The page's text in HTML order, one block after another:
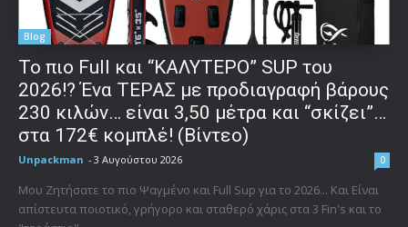
Blog
To πιο Full και “ΚΑΛΥΤΕΡΟ” SUP του
2026!? Ένα ΤΕΡΑΣ με προδιαγραφή βάρους
230 κιλών… είναι 3,50 μέτρα και “σκίζει”…
στα 172€ κομπλέ! (Βίντεο)
Unpackman - 3 Αυγούστου 2026 0
Μου Ζητήσατε το πιο Ψαγμένο και Full Sup για το 2026... Και Είναι
απίστευτα ποιοτικό, γρήγορο και σταθερό χάρις στα 3 Fin's και το